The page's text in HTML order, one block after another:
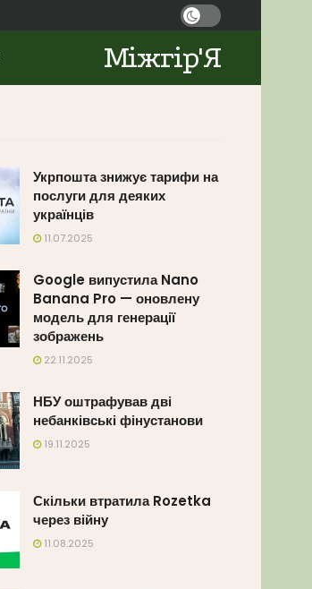
Міжгір'Я
Укрпошта знижує тарифи на
послуги для деяких
українців
11.07.2025
Google випустила Nano
Banana Pro — оновлену
модель для генерації
зображень
22.11.2025
НБУ оштрафував дві
небанківські фінустанови
19.11.2025
Скільки втратила Rozetka
через війну
11.08.2025